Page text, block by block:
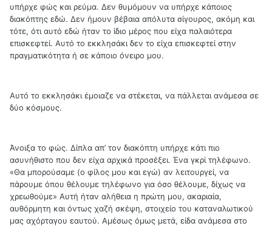
υπήρχε φώς και ρεύμα. Δεν θυμόμουν να υπήρχε κάποιος
διακόπτης εδώ. Δεν ήμουν βέβαια απόλυτα σίγουρος, ακόμη και
τότε, ότι αυτό εδώ ήταν το ίδιο μέρος που είχα παλαιότερα
επισκεφτεί. Αυτό το εκκλησάκι δεν το είχα επισκεφτεί στην
πραγματικότητα ή σε κάποιο όνειρο μου.
Αυτό το εκκλησάκι έμοιαζε να στέκεται, να πάλλεται ανάμεσα σε
δύο κόσμους.
Άνοιξα το φώς. Δίπλα απ’ τον διακόπτη υπήρχε κάτι πιο
ασυνήθιστο που δεν είχα αρχικά προσέξει. Ένα γκρί τηλέφωνο.
«Θα μπορούσαμε (ο φίλος μου και εγώ) αν λειτουργεί, να
πάρουμε όπου θέλουμε τηλέφωνο για όσο θέλουμε, δίχως να
χρεωθούμε» Αυτή ήταν αλήθεια η πρώτη μου, ακαριαία,
αυθόρμητη και όντως χαζή σκέψη, στοιχείο του καταναλωτικού
μας αχόρταγου εαυτού. Αμέσως όμως μετά, είδα ανάμεσα στο